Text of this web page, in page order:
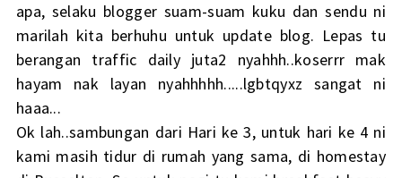
apa, selaku blogger suam-suam kuku dan sendu ni
marilah kita berhuhu untuk update blog. Lepas tu
berangan traffic daily juta2 nyahhh..koserrr mak
hayam nak layan nyahhhhh.....lgbtqyxz sangat ni
haaa...
Ok lah..sambungan dari Hari ke 3, untuk hari ke 4 ni
kami masih tidur di rumah yang sama, di homestay